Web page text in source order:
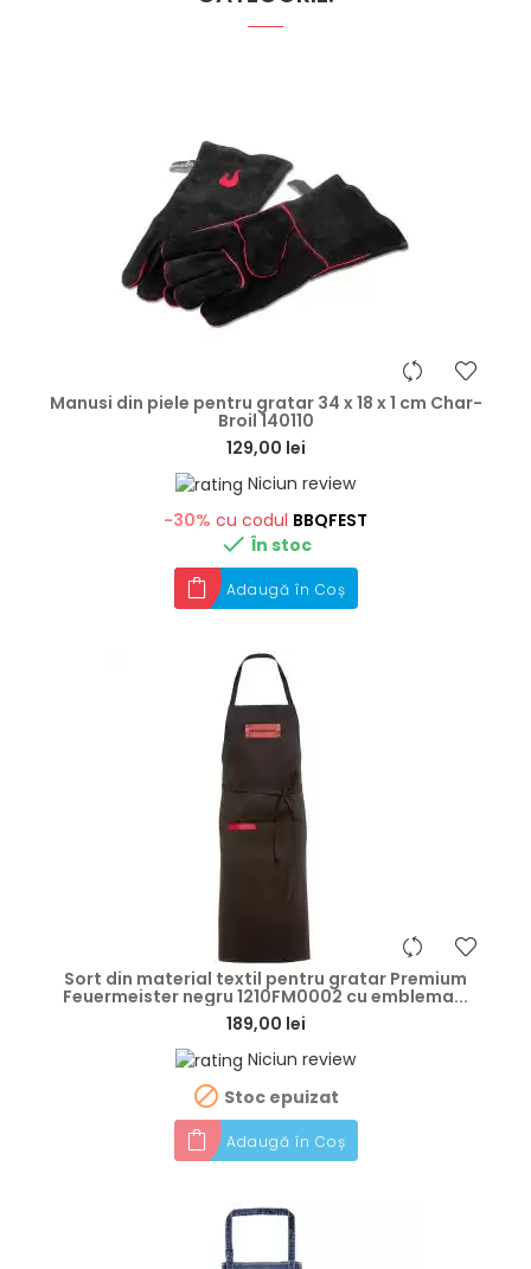
Manusi din piele pentru gratar 34 x 18 x 1 cm Char-
Broil 140110
129,00 lei
Niciun review
-30% cu codul BBQFEST
 În stoc
Adaugă în Coș
Sort din material textil pentru gratar Premium
Feuermeister negru 1210FM0002 cu emblema...
189,00 lei
Niciun review
 Stoc epuizat
Adaugă în Coș